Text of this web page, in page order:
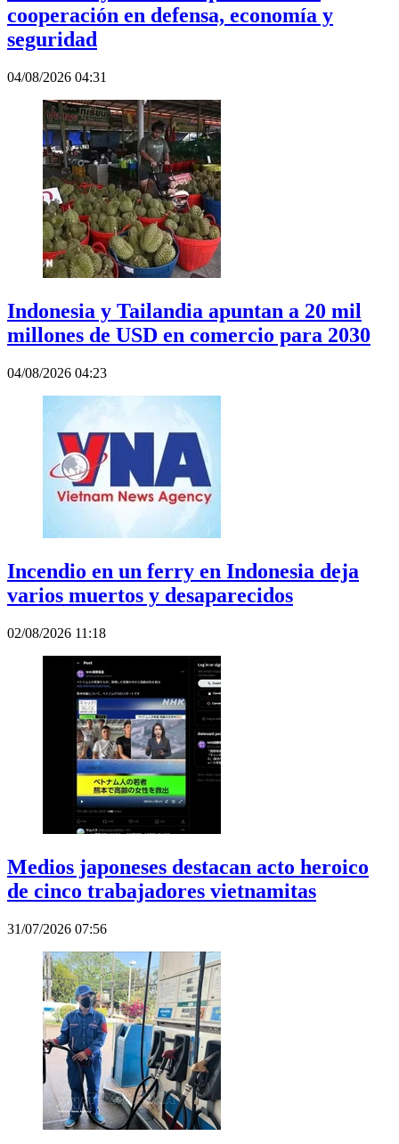
cooperación en defensa, economía y
seguridad
04/08/2026 04:31
Indonesia y Tailandia apuntan a 20 mil
millones de USD en comercio para 2030
04/08/2026 04:23
Incendio en un ferry en Indonesia deja
varios muertos y desaparecidos
02/08/2026 11:18
Medios japoneses destacan acto heroico
de cinco trabajadores vietnamitas
31/07/2026 07:56